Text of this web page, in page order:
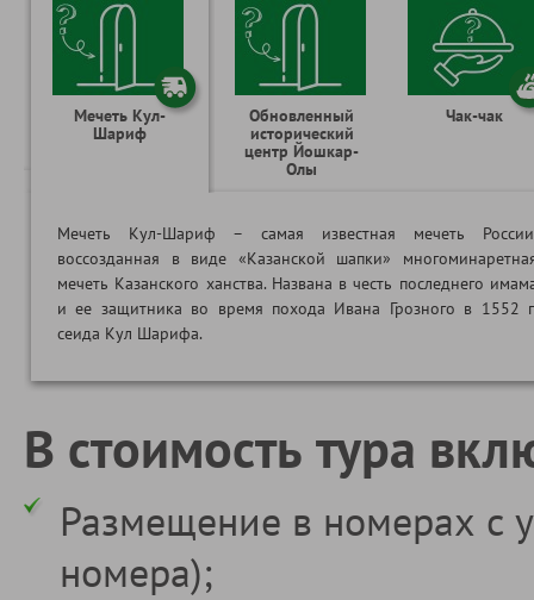
Мечеть Кул-
Шариф
Обновленный
исторический
центр Йошкар-
Олы
Чак-чак
Мечеть Кул-Шариф – самая известная мечеть
воссозданная в виде «Казанской шапки»
мечеть Казанского ханства. Названа в честь последнего
и ее защитника во время похода Ивана Грозного в 1552
сеида Кул Шарифа.
В стоимость тура
Размещение в номерах с
номера);